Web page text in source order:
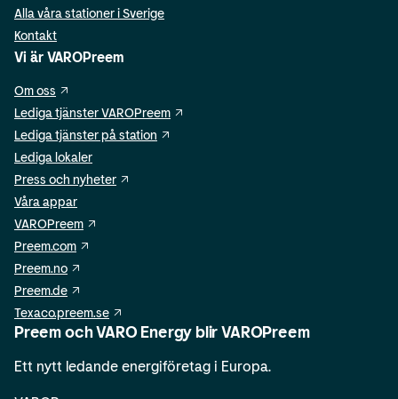
Alla våra stationer i Sverige
Kontakt
Vi är VAROPreem
Om oss
Lediga tjänster VAROPreem
Lediga tjänster på station
Lediga lokaler
Press och nyheter
Våra appar
VAROPreem
Preem.com
Preem.no
Preem.de
Texaco.preem.se
Preem och VARO Energy blir VAROPreem
Ett nytt ledande energiföretag i Europa.